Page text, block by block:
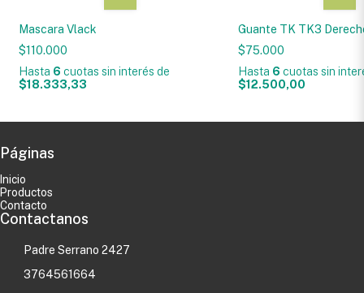
Mascara Vlack
$110.000
Hasta 6 cuotas sin interés de
$18.333,33
Guante TK TK3
$75.000
Hasta 6 cuotas sin
$12.500,00
Páginas
Inicio
Productos
Contacto
Contactanos
Padre Serrano 2427
3764561664